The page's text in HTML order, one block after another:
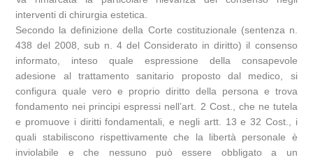
interventi di chirurgia estetica.
Secondo la definizione della Corte costituzionale (sentenza n.
438 del 2008, sub n. 4 del Considerato in diritto) il consenso
informato, inteso quale espressione della consapevole
adesione al trattamento sanitario proposto dal medico, si
configura quale vero e proprio diritto della persona e trova
fondamento nei principi espressi nell’art. 2 Cost., che ne tutela
e promuove i diritti fondamentali, e negli artt. 13 e 32 Cost., i
quali stabiliscono rispettivamente che la libertà personale è
inviolabile e che nessuno può essere obbligato a un